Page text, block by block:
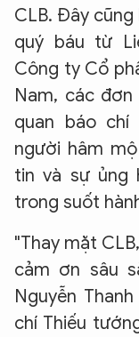
CLB. Đây
quý báu từ
Công ty Cổ
Nam, các
quan báo
người hâm
tin và sự ủng
trong suốt
"Thay mặt
cảm ơn sâu
Nguyễn
chí Thiếu